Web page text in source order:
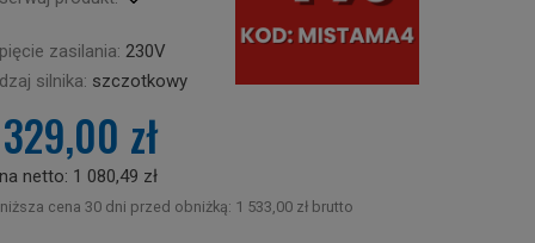
zasilania: 230V
silnika: szczotkowy
zł
netto: 1 080,49 zł
cena 30 dni przed obniżką: 1 533,00 zł brutto